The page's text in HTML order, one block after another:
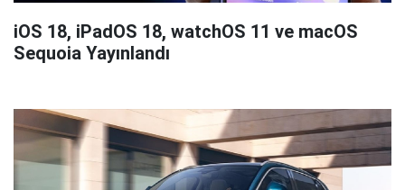
iOS 18, iPadOS 18, watchOS 11 ve macOS
Sequoia Yayınlandı